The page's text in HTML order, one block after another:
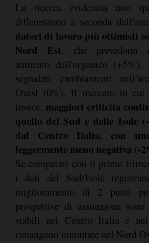
La ricerca evidenzia uno
differenziato a seconda
datori di lavoro più ottimisti
Nord Est, che prevedono
aumento dell'organico (+5%).
segnalati cambiamenti
Ovest (0%). Il mercato in cui
invece, maggiori criticità
quello del Sud e delle Isole
dal Centro Italia, con
leggermente meno negativa (-
Se comparati con il primo
i dati del Sud/Isole
miglioramento di 2 punti
prospettive di assunzione sono
stabili nel Centro Italia e
rimangono immutate nel Nord